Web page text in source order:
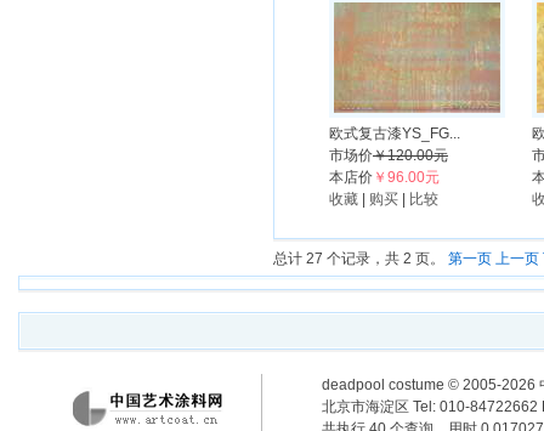
欧式复古漆YS_FG...
市场价￥120.00元
本店价 ￥96.00元
收藏
购买 比较
总计 27 个记录，共 2 页。 第一页 上一页
deadpool costume © 2005-2026
北京市海淀区 Tel: 010-84722662